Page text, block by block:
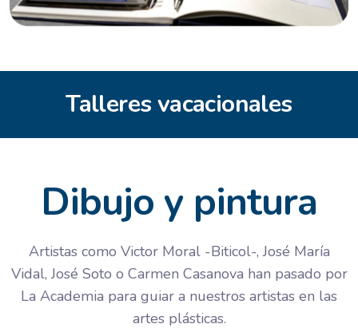
Talleres vacacionales
Dibujo y pintura
Artistas como Victor Moral -Biticol-, José María
Vidal, José Soto o Carmen Casanova han pasado por
La Academia para guiar a nuestros artistas en las
artes plásticas.